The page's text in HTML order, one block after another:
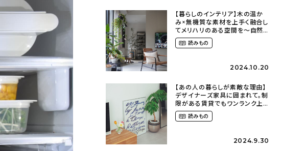
【暮らしのインテリア】木の温か
み×無機質な素材を上手く融合し
てメリハリのある空間を〜自然
に囲まれて暮らす（ki_no_ieさ
ん） 読みもの
2024.10.20
【あの人の暮らしが素敵な理由】
デザイナーズ家具に囲まれて。制
限がある賃貸でもワンランク上
のお部屋に〜狭くても好きな暮
らしのこと（_____chika708さ
読みもの
2024.9.30